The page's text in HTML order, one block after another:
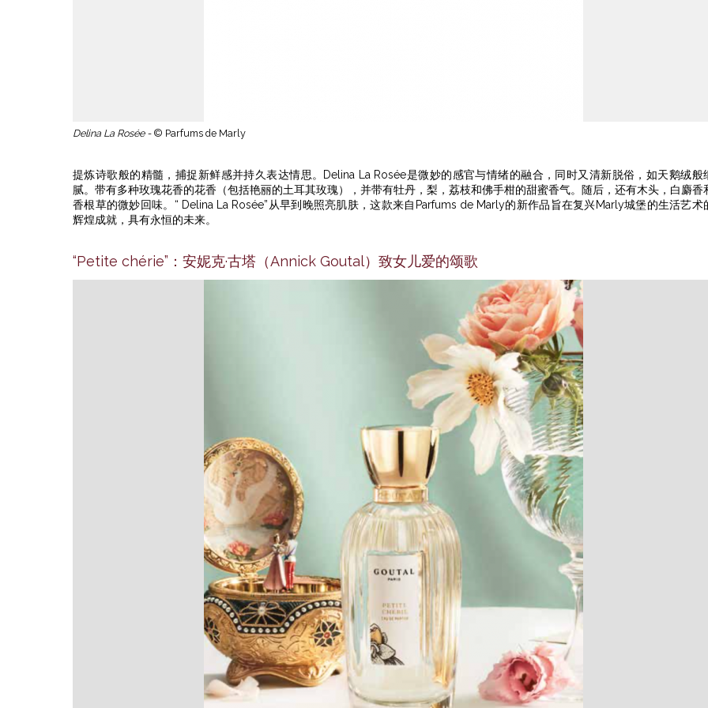
Delina La Rosée - © Parfums de Marly
提炼诗歌般的精髓，捕捉新鲜感并持久表达情思。Delina La Rosée是微妙的感官与情绪的融合，同时又清新脱俗，如天鹅绒般
腻。带有多种玫瑰花香的花香（包括艳丽的土耳其玫瑰），并带有牡丹，梨，荔枝和佛手柑的甜蜜香气。随后，还有木头，白麝香
香根草的微妙回味。“ Delina La Rosée”从早到晚照亮肌肤，这款来自Parfums de Marly的新作品旨在复兴Marly城堡的生活艺术
辉煌成就，具有永恒的未来。
“Petite chérie”：安妮克·古塔（Annick Goutal）致女儿爱的颂歌